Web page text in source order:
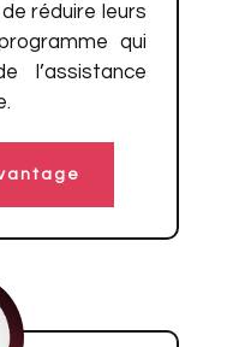
réduire leurs
qui
l’assistance